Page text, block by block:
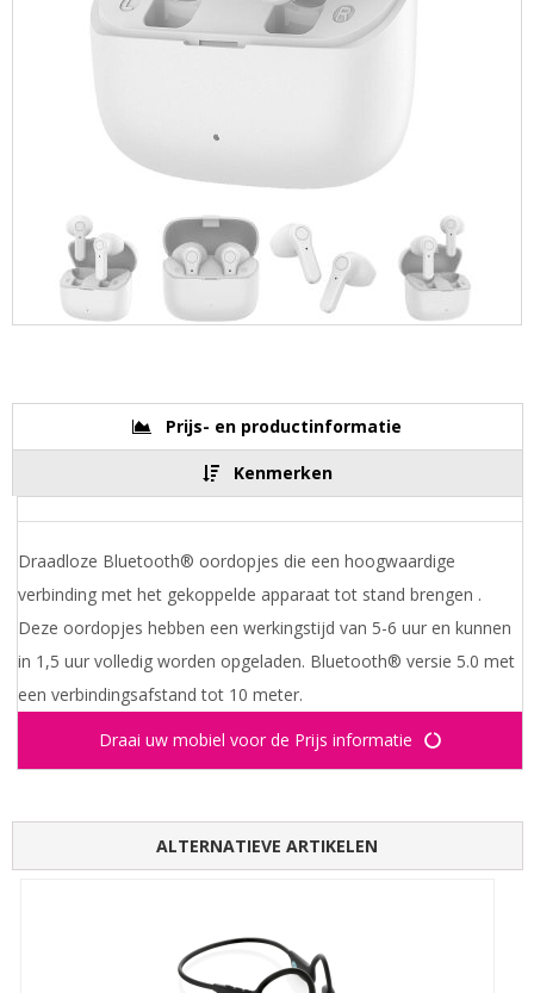
Prijs- en productinformatie
Kenmerken
Draadloze Bluetooth® oordopjes die een hoogwaardige
verbinding met het gekoppelde apparaat tot stand brengen .
Deze oordopjes hebben een werkingstijd van 5-6 uur en kunnen
in 1,5 uur volledig worden opgeladen. Bluetooth® versie 5.0 met
een verbindingsafstand tot 10 meter.
Draai uw mobiel voor de Prijs informatie
ALTERNATIEVE ARTIKELEN